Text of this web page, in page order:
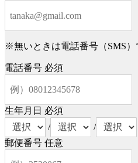
※無いときは電話番号（SMS
電話番号 必須
生年月日 必須
/
/
郵便番号 任意